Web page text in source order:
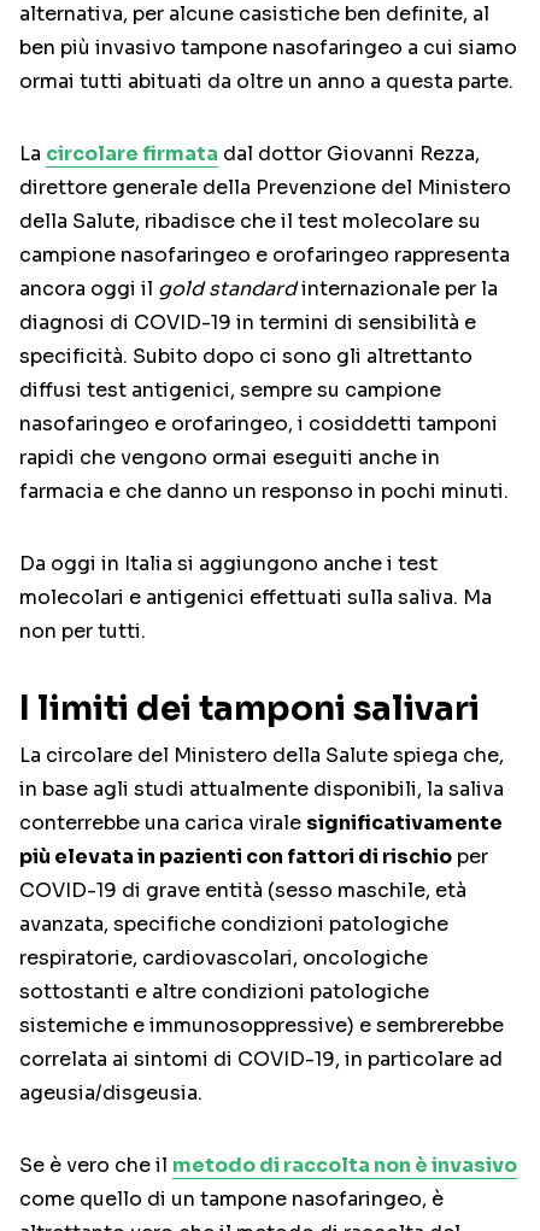
alternativa, per alcune casistiche ben definite, al
ben più invasivo tampone nasofaringeo a cui siamo
ormai tutti abituati da oltre un anno a questa parte.
La circolare firmata dal dottor Giovanni Rezza,
direttore generale della Prevenzione del Ministero
della Salute, ribadisce che il test molecolare su
campione nasofaringeo e orofaringeo rappresenta
ancora oggi il gold standardinternazionale per la
diagnosi di COVID-19 in termini di sensibilità e
specificità. Subito dopo ci sono gli altrettanto
diffusi test antigenici, sempre su campione
nasofaringeo e orofaringeo, i cosiddetti tamponi
rapidi che vengono ormai eseguiti anche in
farmacia e che danno un responso in pochi minuti.
Da oggi in Italia si aggiungono anche i test
molecolari e antigenici effettuati sulla saliva. Ma
non per tutti.
I limiti dei tamponi salivari
La circolare del Ministero della Salute spiega che,
in base agli studi attualmente disponibili, la saliva
conterrebbe una carica virale significativamente
più elevata in pazienti con fattori di rischio per
COVID-19 di grave entità (sesso maschile, età
avanzata, specifiche condizioni patologiche
respiratorie, cardiovascolari, oncologiche
sottostanti e altre condizioni patologiche
sistemiche e immunosoppressive) e sembrerebbe
correlata ai sintomi di COVID-19, in particolare ad
ageusia/disgeusia.
Se è vero che il metodo di raccolta non è invasivo
come quello di un tampone nasofaringeo, è